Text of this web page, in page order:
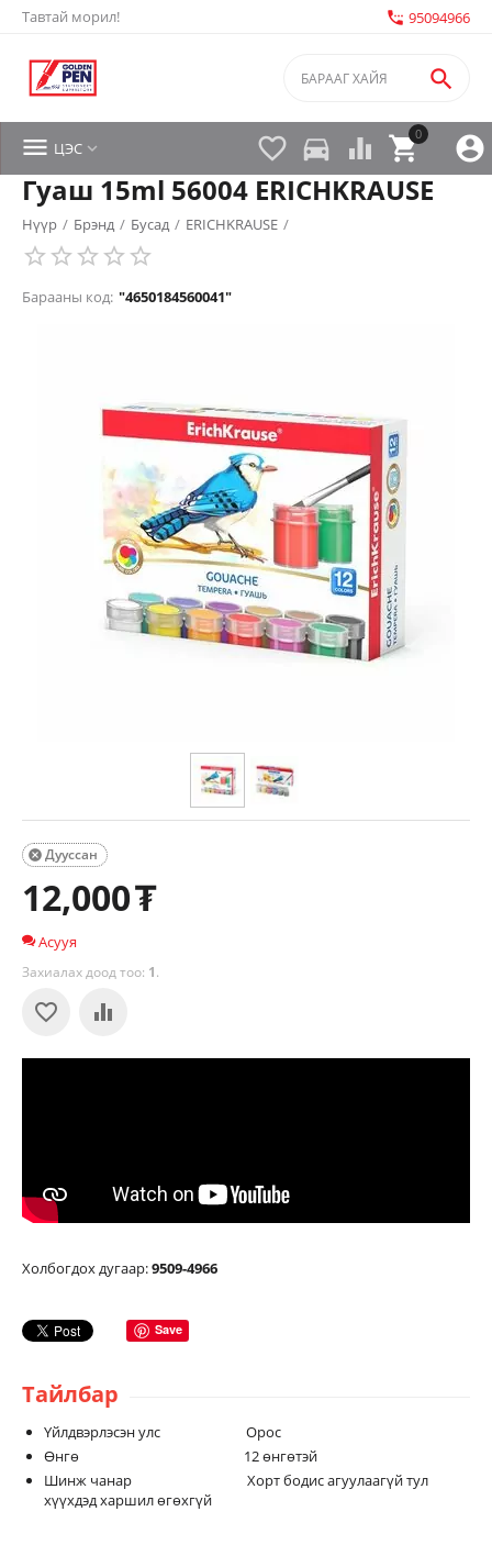
Тавтай морил! settings_phone 95094966


0

 directions_car 
 ЦЭС 
Гуаш 15ml 56004 ERICHKRAUSE
Нүүр / Брэнд / Бусад / ERICHKRAUSE /
Барааны код: "4650184560041"
Дууссан

12,000₮
Асууя
Захиалах доод тоо: 1.
Холбогдох дугаар:9509-4966
Save
Тайлбар
Үйлдвэрлэсэн улс Орос
Өнгө 12 өнгөтэй
Шинж чанар Хорт бодис агуулаагүй тул
хүүхдэд харшил өгөхгүй